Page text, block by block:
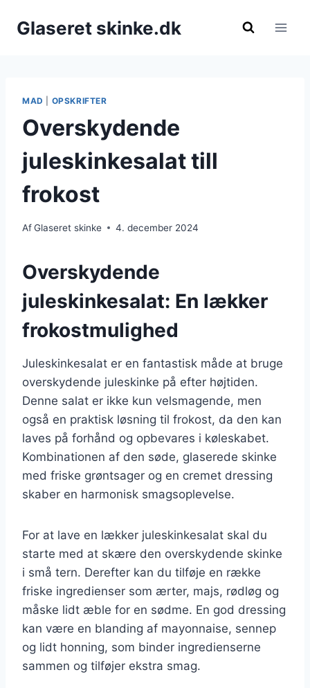
Glaseret skinke.dk
MAD OPSKRIFTER
Overskydende
juleskinkesalat till
frokost
AfGlaseret skinke 4. december 2024
Overskydende
juleskinkesalat: En lækker
frokostmulighed
Juleskinkesalat er en fantastisk måde at bruge
overskydende juleskinke på efter højtiden.
Denne salat er ikke kun velsmagende, men
også en praktisk løsning til frokost, da den kan
laves på forhånd og opbevares i køleskabet.
Kombinationen af den søde, glaserede skinke
med friske grøntsager og en cremet dressing
skaber en harmonisk smagsoplevelse.
For at lave en lækker juleskinkesalat skal du
starte med at skære den overskydende skinke
i små tern. Derefter kan du tilføje en række
friske ingredienser som ærter, majs, rødløg og
måske lidt æble for en sødme. En god dressing
kan være en blanding af mayonnaise, sennep
og lidt honning, som binder ingredienserne
sammen og tilføjer ekstra smag.